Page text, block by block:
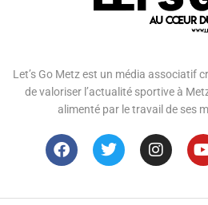
Let’s Go Metz est un média associatif
de valoriser l’actualité sportive à
alimenté par le travail de ses